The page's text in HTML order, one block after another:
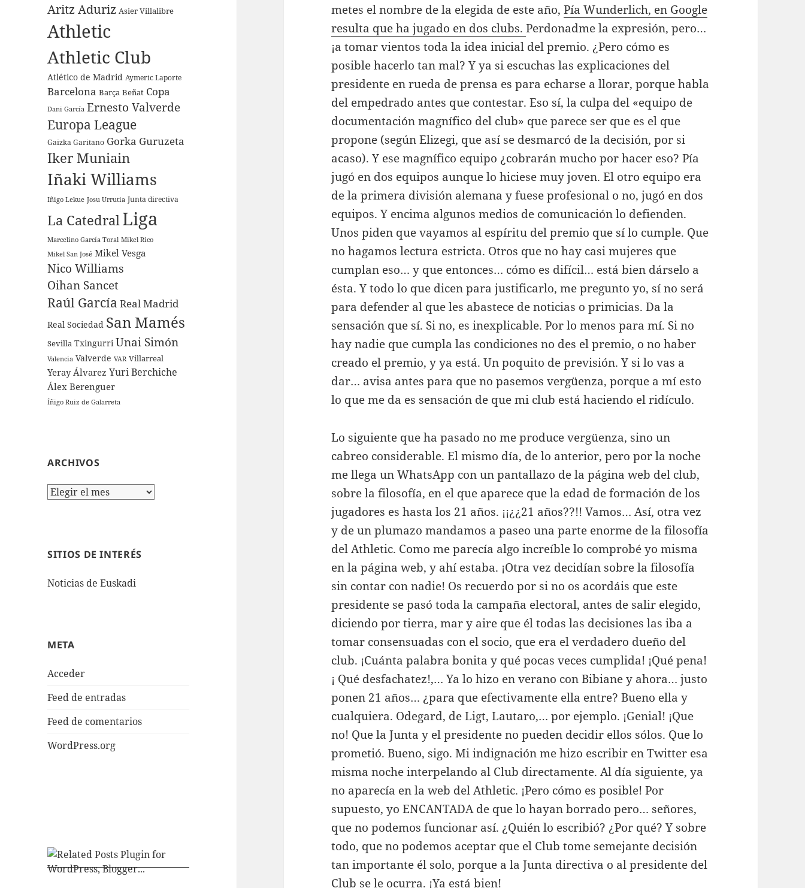
Aritz Aduriz Asier Villalibre
Athletic
Athletic Club
Atlético de Madrid Aymeric Laporte
Barcelona Barça Beñat Copa
Dani García Ernesto Valverde
Europa League
Gaizka Garitano Gorka Guruzeta
Iker Muniain
Iñaki Williams
Iñigo Lekue Josu Urrutia Junta directiva
La CatedralLiga
Marcelino García Toral Mikel Rico
Mikel San José Mikel Vesga
Nico Williams
Oihan Sancet
Raúl García Real Madrid
Real Sociedad San Mamés
Sevilla Txingurri Unai Simón
Valencia Valverde VAR Villarreal
Yeray Álvarez Yuri Berchiche
Álex Berenguer
Íñigo Ruiz de Galarreta
ARCHIVOS
Archivos
SITIOS DE INTERÉS
Noticias de Euskadi
META
Acceder
Feed de entradas
Feed de comentarios
WordPress.org
metes el nombre de la elegida de este año,Pía Wunderlich, en Google
resulta que ha jugado en dos clubs.Perdonadme la expresión, pero…
¡a tomar vientos toda la idea inicial del premio. ¿Pero cómo es
posible hacerlo tan mal? Y ya si escuchas las explicaciones del
presidente en rueda de prensa es para echarse a llorar, porque habla
del empedrado antes que contestar. Eso sí, la culpa del «equipo de
documentación magnífico del club» que parece ser que es el que
propone (según Elizegi, que así se desmarcó de la decisión, por si
acaso). Y ese magnífico equipo ¿cobrarán mucho por hacer eso? Pía
jugó en dos equipos aunque lo hiciese muy joven. El otro equipo era
de la primera división alemana y fuese profesional o no, jugó en dos
equipos. Y encima algunos medios de comunicación lo defienden.
Unos piden que vayamos al espíritu del premio que sí lo cumple. Que
no hagamos lectura estricta. Otros que no hay casi mujeres que
cumplan eso… y que entonces… cómo es difícil… está bien dárselo a
ésta. Y todo lo que dicen para justificarlo, me pregunto yo, sí no será
para defender al que les abastece de noticias o primicias. Da la
sensación que sí. Si no, es inexplicable. Por lo menos para mí. Si no
hay nadie que cumpla las condiciones no des el premio, o no haber
creado el premio, y ya está. Un poquito de previsión. Y si lo vas a
dar… avisa antes para que no pasemos vergüenza, porque a mí esto
lo que me da es sensación de que mi club está haciendo el ridículo.
Lo siguiente que ha pasado no me produce vergüenza, sino un
cabreo considerable. El mismo día, de lo anterior, pero por la noche
me llega un WhatsApp con un pantallazo de la página web del club,
sobre la filosofía, en el que aparece que la edad de formación de los
jugadores es hasta los 21 años. ¡¡¿¿21 años??!! Vamos… Así, otra vez
y de un plumazo mandamos a paseo una parte enorme de la filosofía
del Athletic. Como me parecía algo increíble lo comprobé yo misma
en la página web, y ahí estaba. ¡Otra vez decidían sobre la filosofía
sin contar con nadie! Os recuerdo por si no os acordáis que este
presidente se pasó toda la campaña electoral, antes de salir elegido,
diciendo por tierra, mar y aire que él todas las decisiones las iba a
tomar consensuadas con el socio, que era el verdadero dueño del
club. ¡Cuánta palabra bonita y qué pocas veces cumplida! ¡Qué pena!
¡ Qué desfachatez!,… Ya lo hizo en verano con Bibiane y ahora… justo
ponen 21 años… ¿para que efectivamente ella entre? Bueno ella y
cualquiera. Odegard, de Ligt, Lautaro,… por ejemplo. ¡Genial! ¡Que
no! Que la Junta y el presidente no pueden decidir ellos sólos. Que lo
prometió. Bueno, sigo. Mi indignación me hizo escribir en Twitter esa
misma noche interpelando al Club directamente. Al día siguiente, ya
no aparecía en la web del Athletic. ¡Pero cómo es posible! Por
supuesto, yo ENCANTADA de que lo hayan borrado pero… señores,
que no podemos funcionar así. ¿Quién lo escribió? ¿Por qué? Y sobre
todo, que no podemos aceptar que el Club tome semejante decisión
tan importante él solo, porque a la Junta directiva o al presidente del
Club se le ocurra. ¡Ya está bien!